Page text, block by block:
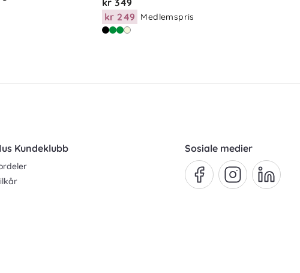
kr 349
kr 249
Medlemspris
Kundeklubb Sosiale medier